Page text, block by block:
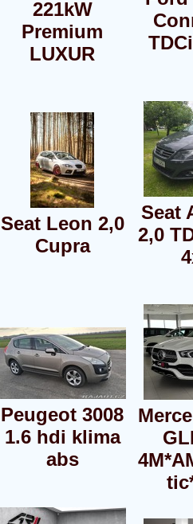
221kW
Premium
LUXUR
Seat Leon 2,0
Cupra
Seat
2,0
Peugeot 3008
1.6 hdi klima
abs